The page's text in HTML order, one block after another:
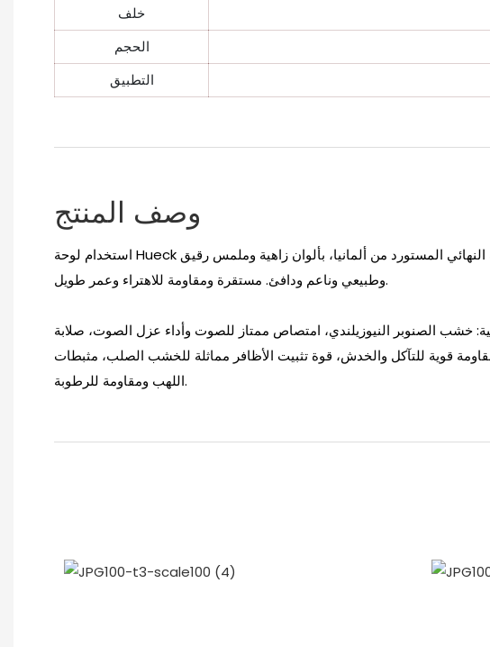
خلف
الحجم
التطبيق
وصف المنتج
استخدام لوحة Hueck الفولاذية والوجه النهائي المستورد من ألمانيا، بألوان زاهية وملمس رقيق
وطبيعي وناعم ودافئ. مستقرة ومقاومة للاهتراء وعمر طويل.
خشب الصنوبر النيوزيلندي، امتصاص ممتاز للصوت وأداء عزل الصوت، صلابة
قوية للتآكل والخدش، قوة تثبيت الأظافر مماثلة للخشب الصلب، مثبطات
اللهب ومقاومة للرطوبة.